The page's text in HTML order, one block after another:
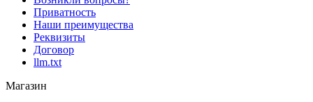
Приватность
Наши преимущества
Реквизиты
Договор
llm.txt
Магазин